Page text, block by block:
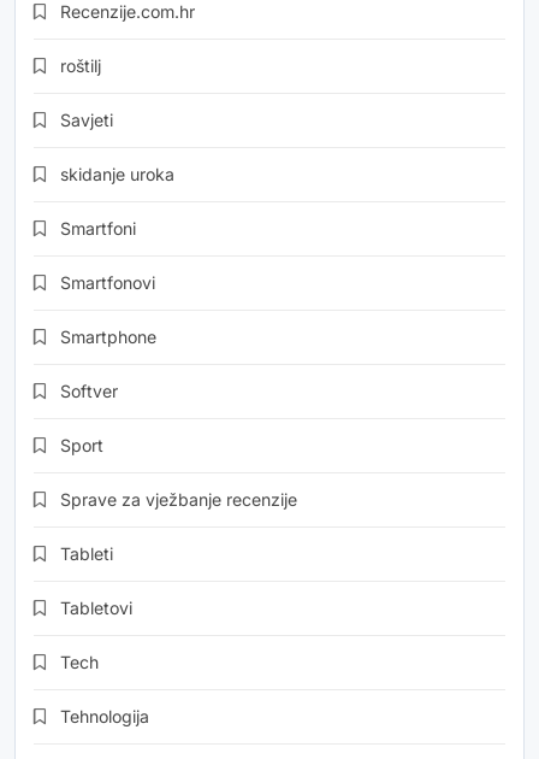
Recenzije.com.hr
roštilj
Savjeti
skidanje uroka
Smartfoni
Smartfonovi
Smartphone
Softver
Sport
Sprave za vježbanje recenzije
Tableti
Tabletovi
Tech
Tehnologija